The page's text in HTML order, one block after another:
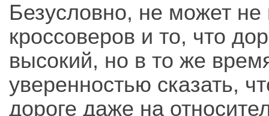
Безусловно, не может
кроссоверов и то, что
высокий, но в то же
уверенностью сказать,
дороге даже на